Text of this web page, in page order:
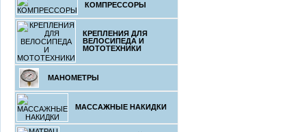
КОМПРЕССОРЫ
КРЕПЛЕНИЯ ДЛЯ
ВЕЛОСИПЕДА И
МОТОТЕХНИКИ
МАНОМЕТРЫ
МАССАЖНЫЕ НАКИДКИ